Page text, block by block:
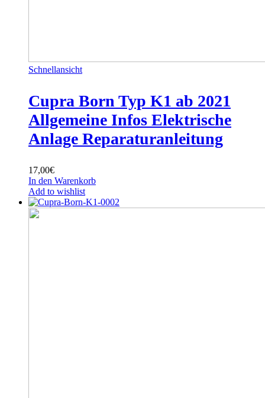
Schnellansicht
Cupra Born Typ K1 ab 2021
Allgemeine Infos Elektrische
Anlage Reparaturanleitung
17,00€
In den Warenkorb
Add to wishlist